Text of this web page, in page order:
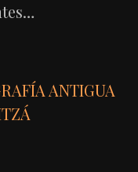
ANTIGUA